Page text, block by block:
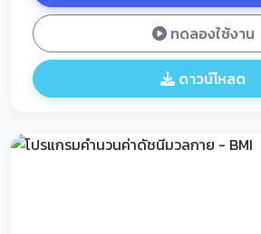
ทดลองใช้งาน
ดาวน์โหลด